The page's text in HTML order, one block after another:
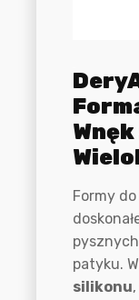
Formy
patyku.
silikonu